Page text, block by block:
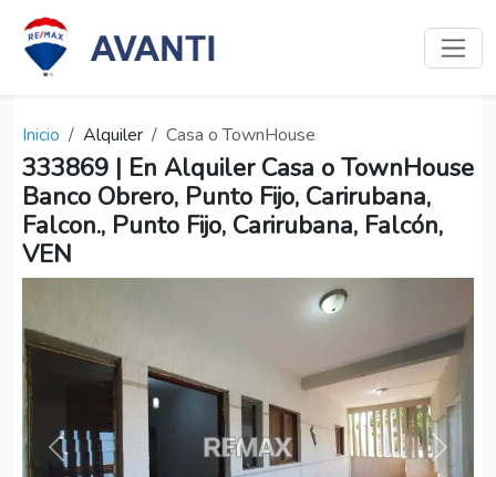
Inicio Alquiler Casa o TownHouse
333869 | En Alquiler Casa o TownHouse
Banco Obrero, Punto Fijo, Carirubana,
Falcon., Punto Fijo, Carirubana, Falcón,
VEN
Anterior